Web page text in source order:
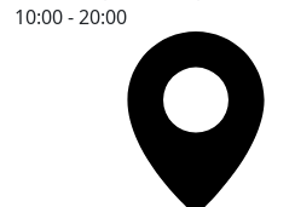
10:00 - 20:00